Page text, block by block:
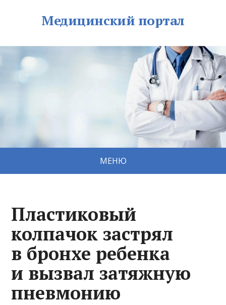
Медицинский портал
МЕНЮ
Пластиковый
колпачок застрял
в бронхе ребенка
и вызвал затяжную
пневмонию